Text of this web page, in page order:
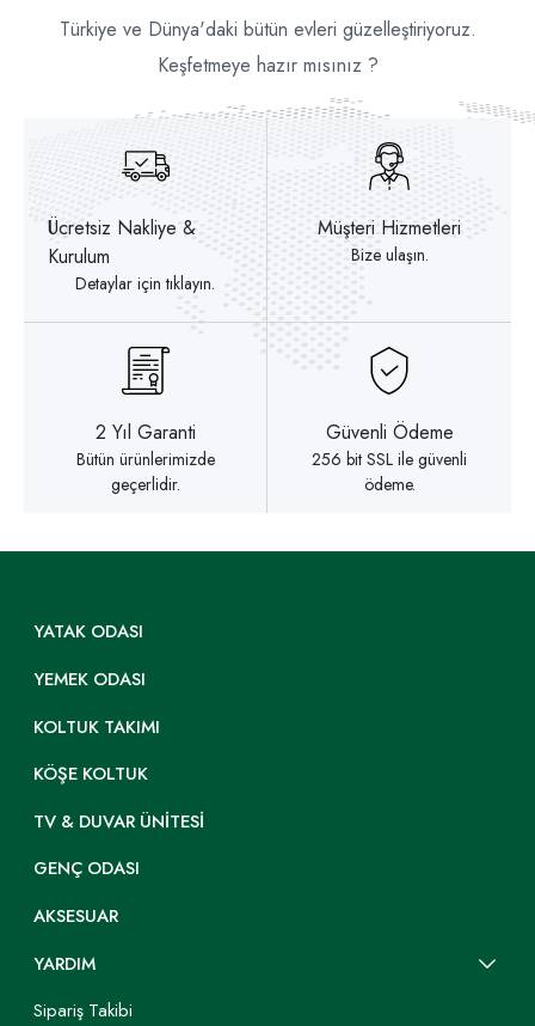
Türkiye ve Dünya'daki bütün evleri güzelleştiriyoruz.
Keşfetmeye hazır mısınız ?
Ücretsiz Nakliye &
Kurulum
Detaylar için tıklayın.
Müşteri Hizmetleri
Bize ulaşın.
2 Yıl Garanti
Bütün ürünlerimizde
geçerlidir.
Güvenli Ödeme
256 bit SSL ile güvenli
ödeme.
YATAK ODASI
YEMEK ODASI
KOLTUK TAKIMI
KÖŞE KOLTUK
TV & DUVAR ÜNITESI
GENÇ ODASI
AKSESUAR
YARDIM
Sipariş Takibi